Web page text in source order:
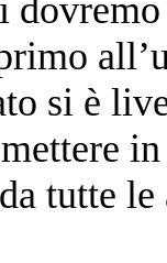
si è
tutte